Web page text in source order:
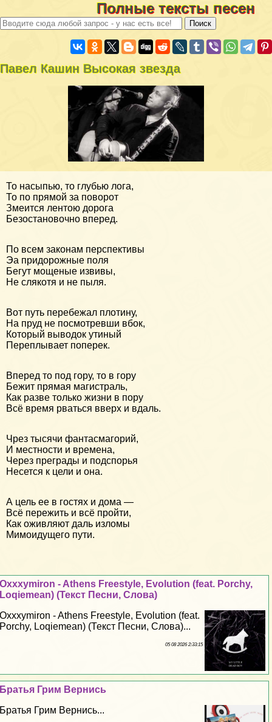
Полные тексты песен
Павел Кашин Высокая звезда
То насыпью, то глубью лога,
То по прямой за поворот
Змеится лентою дорога
Безостановочно вперед.
По всем законам перспективы
Эа придорожные поля
Бегут мощеные извивы,
Не слякотя и не пыля.
Вот путь перебежал плотину,
На пруд не посмотревши вбок,
Который выводок утиный
Переплывает поперек.
Вперед то под гору, то в гору
Бежит прямая магистраль,
Как разве только жизни в пору
Всё время рваться вверх и вдаль.
Чрез тысячи фантасмагорий,
И местности и времена,
Через преграды и подспорья
Несется к цели и она.
А цель ее в гостях и дома —
Всё пережить и всё пройти,
Как оживляют даль изломы
Мимоидущего пути.
Oxxxymiron - Athens Freestyle, Evolution (feat. Porchy,
Loqiemean) (Текст Песни, Слова)
Oxxxymiron - Athens Freestyle, Evolution (feat.
Porchy, Loqiemean) (Текст Песни, Слова)...
05 08 2026 2:33:15
Братья Грим Вернись
Братья Грим Вернись...